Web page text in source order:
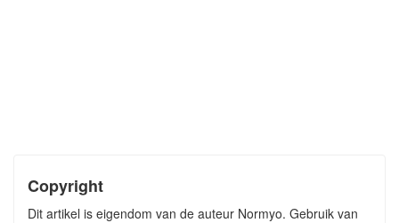
Copyright
Dit artikel is eigendom van de auteur Normyo. Gebruik van